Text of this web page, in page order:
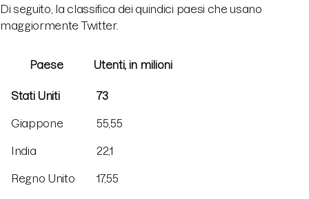
Di seguito, la classifica dei quindici paesi che usano
maggiormente Twitter.
Paese Utenti, in milioni
Stati Uniti 73
Giappone 55,55
India 22,1
Regno Unito 17,55